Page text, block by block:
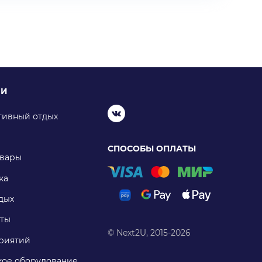
отдых
СПОСОБЫ ОПЛАТЫ
© Next2U, 2015-2026